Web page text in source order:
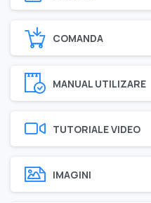
COMANDA
MANUAL UTILIZARE
TUTORIALE VIDEO
IMAGINI